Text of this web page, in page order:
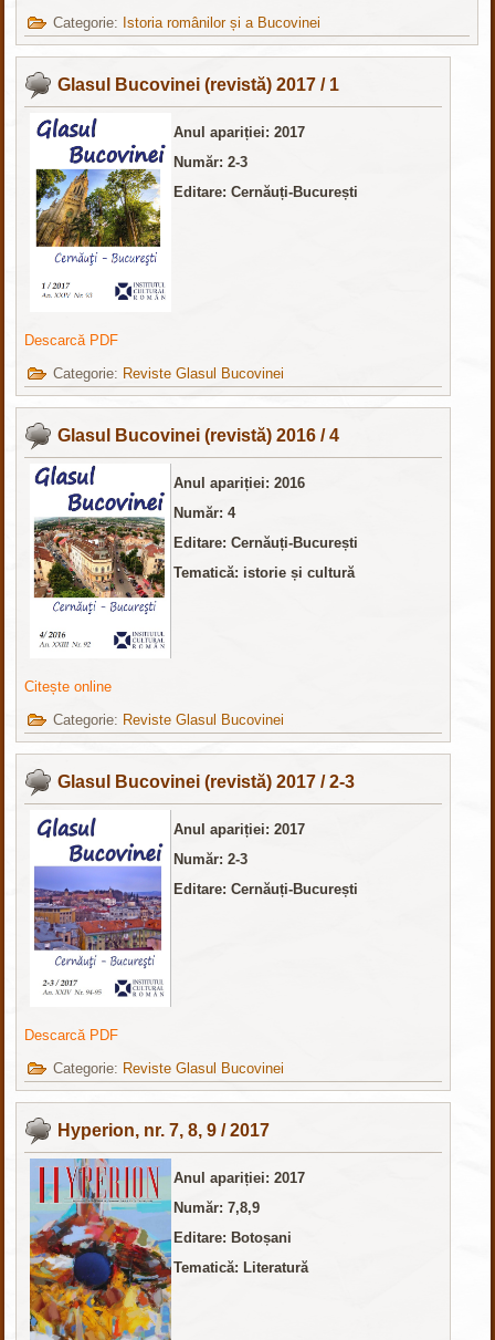
Categorie: Istoria românilor și a Bucovinei
Glasul Bucovinei (revistă) 2017 / 1
Anul apariției: 2017
Număr: 2-3
Editare: Cernăuți-București
Descarcă PDF
Categorie: Reviste Glasul Bucovinei
Glasul Bucovinei (revistă) 2016 / 4
Anul apariției: 2016
Număr: 4
Editare: Cernăuți-București
Tematică: istorie și cultură
Citește online
Categorie: Reviste Glasul Bucovinei
Glasul Bucovinei (revistă) 2017 / 2-3
Anul apariției: 2017
Număr: 2-3
Editare: Cernăuți-București
Descarcă PDF
Categorie: Reviste Glasul Bucovinei
Hyperion, nr. 7, 8, 9 / 2017
Anul apariției: 2017
Număr: 7,8,9
Editare: Botoșani
Tematică: Literatură